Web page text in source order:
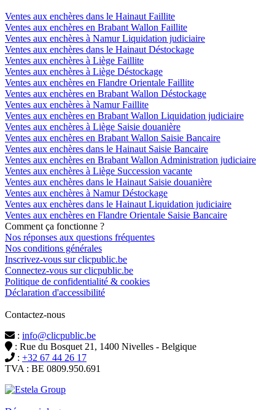
Ventes aux enchères dans le Hainaut Faillite
Ventes aux enchères en Brabant Wallon Faillite
Ventes aux enchères à Namur Liquidation judiciaire
Ventes aux enchères dans le Hainaut Déstockage
Ventes aux enchères à Liège Faillite
Ventes aux enchères à Liège Déstockage
Ventes aux enchères en Flandre Orientale Faillite
Ventes aux enchères en Brabant Wallon Déstockage
Ventes aux enchères à Namur Faillite
Ventes aux enchères en Brabant Wallon Liquidation judiciaire
Ventes aux enchères à Liège Saisie douanière
Ventes aux enchères en Brabant Wallon Saisie Bancaire
Ventes aux enchères dans le Hainaut Saisie Bancaire
Ventes aux enchères en Brabant Wallon Administration judiciaire
Ventes aux enchères à Liège Succession vacante
Ventes aux enchères dans le Hainaut Saisie douanière
Ventes aux enchères à Namur Déstockage
Ventes aux enchères dans le Hainaut Liquidation judiciaire
Ventes aux enchères en Flandre Orientale Saisie Bancaire
Comment ça fonctionne ?
Nos réponses aux questions fréquentes
Nos conditions générales
Inscrivez-vous sur clicpublic.be
Connectez-vous sur clicpublic.be
Politique de confidentialité & cookies
Déclaration d'accessibilité
Contactez-nous
: info@clicpublic.be
: Rue du Bosquet 21, 1400 Nivelles - Belgique
: +32 67 44 26 17
TVA : BE 0809.950.691